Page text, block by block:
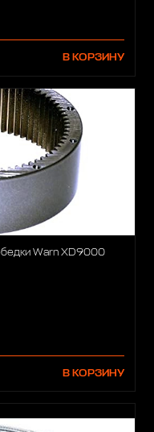
В КОРЗИНУ
Warn XD9000
В КОРЗИНУ